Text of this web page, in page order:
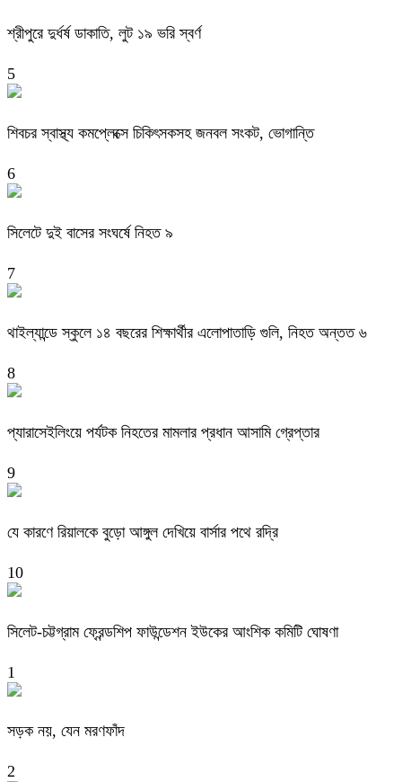
শ্রীপুরে দুর্ধর্ষ ডাকাতি, লুট ১৯ ভরি স্বর্ণ
5
শিবচর স্বাস্থ্য কমপ্লেক্সে চিকিৎসকসহ জনবল সংকট, ভোগান্তি
6
সিলেটে দুই বাসের সংঘর্ষে নিহত ৯
7
থাইল্যান্ডে স্কুলে ১৪ বছরের শিক্ষার্থীর এলোপাতাড়ি গুলি, নিহত অন্তত ৬
8
প্যারাসেইলিংয়ে পর্যটক নিহতের মামলার প্রধান আসামি গ্রেপ্তার
9
যে কারণে রিয়ালকে বুড়ো আঙ্গুল দেখিয়ে বার্সার পথে রদ্রি
10
সিলেট-চট্টগ্রাম ফ্রেন্ডশিপ ফাউন্ডেশন ইউকের আংশিক কমিটি ঘোষণা
1
সড়ক নয়, যেন মরণফাঁদ
2